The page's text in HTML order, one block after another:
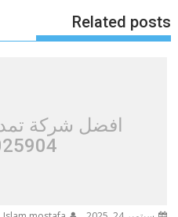
Related posts
افضل شركة